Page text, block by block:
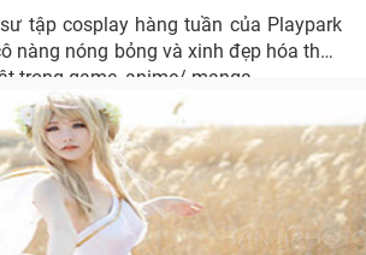
tập cosplay hàng tuần của Playpark
nàng nóng bỏng và xinh đẹp hóa thân
trong game, anime/ manga...